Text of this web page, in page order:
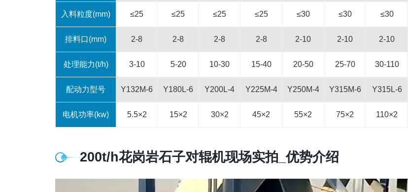
入料粒度(mm) ≤25 ≤25 ≤25 ≤25 ≤30 ≤30 ≤30
排料口(mm) 2-8 2-8 2-8 2-8 2-10 2-10 2-10
处理能力(t/h) 3-10 5-20 10-30 15-40 20-50 25-70 30-110
配动力型号 Y132M-6 Y180L-6 Y200L-4 Y225M-4 Y250M-4 Y315M-6 Y315L-6
电机功率(kw) 5.5×2 15×2 30×2 45×2 55×2 75×2 110×2
200t/h花岗岩石子对辊机现场实拍_优势介绍